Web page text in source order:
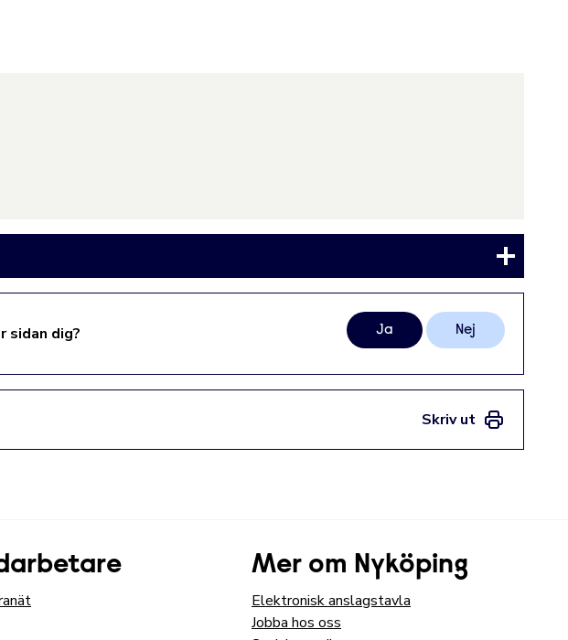
sidan dig? Ja Nej
Skriv ut
Mer om Nyköping
Elektronisk anslagstavla
Jobba hos oss